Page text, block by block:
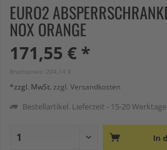
EURO2
NOX ORANGE
171,55 € *
Bruttopreis: 204,14 €
*zzgl. MwSt. zzgl. Versandkosten
Bestellartikel. Lieferzeit - 15-20 Werktage
In